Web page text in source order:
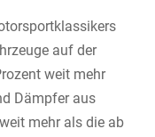
auf der
weit mehr
Dämpfer aus
mehr als die ab